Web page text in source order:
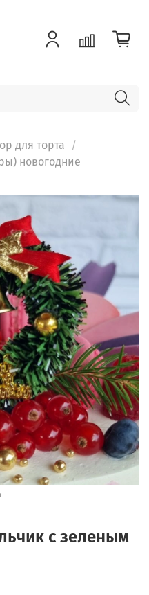
для торта
новогодние
с зеленым